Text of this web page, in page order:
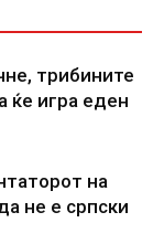
трибините
ќе игра еден
на
не е српски